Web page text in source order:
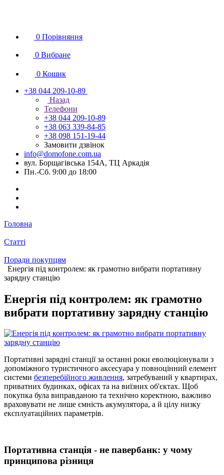
0 Порівняння
0 Вибране
0 Кошик
+38 044 209-10-89
Назад
Телефони
+38 044 209-10-89
+38 063 339-84-85
+38 098 151-19-44
Замовити дзвінок
info@domofone.com.ua
вул. Борщагівська 154А, ТЦ Аркадія
Пн.-Сб. 9:00 до 18:00
Головна
Статті
Поради покупцям
Енергія під контролем: як грамотно вибрати портативну
зарядну станцію
Енергія під контролем: як грамотно
вибрати портативну зарядну станцію
Портативні зарядні станції за останні роки еволюціонували з
допоміжного туристичного аксесуара у повноцінний елемент
системи безперебійного живлення, затребуваний у квартирах,
приватних будинках, офісах та на виїзних об'єктах. Щоб
покупка була виправданою та технічно коректною, важливо
враховувати не лише ємність акумулятора, а й цілу низку
експлуатаційних параметрів.
Портативна станція - не павербанк: у чому
принципова різниця